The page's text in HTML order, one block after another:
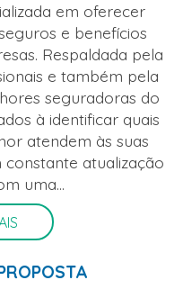
em oferecer
e benefícios
Respaldada pela
e também pela
seguradoras do
à identificar quais
atendem às suas
constante atualização
uma...